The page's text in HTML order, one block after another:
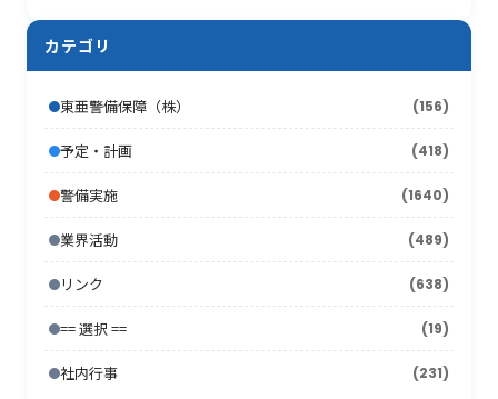
2014年1月
2013年2月
2013年1月 (7)
2012年4月 (12)
2012年2月 (11)
2012年1月 (10)
2011年5月 (11)
2011年4月 (12)
2011年3月 (13)
2011年1月 (12)
2010年6月
2010年4月 (15)
2010年3月 (18)
2010年2月 (7)
2010年1月 (13)
2009年7月
2009年5月 (16)
2009年3月 (22)
2009年2月 (15)
2009年1月 (16)
2008年8月
2008年7月 (15)
2008年6月 (10)
2008年5月 (21)
2008年4月 (11)
2008年3月 (26)
2008年2月 (15)
2008年1月 (10)
2007年9月
2007年8月 (22)
2007年7月 (21)
2007年6月 (17)
2007年5月 (24)
2007年4月 (21)
2007年3月 (31)
2007年2月 (33)
2006年11月 (20)
2006年9月 (44)
2006年8月 (26)
2006年7月 (22)
2006年6月 (26)
2006年5月 (23)
2006年4月
2005年12月 (19)
2005年11月 (24)
2005年10月 (13)
2005年8月 (14)
2005年7月 (8)
2005年6月 (9)
2005年5月 (11)
カテゴリ
東亜警備保障（株） (156)
予定・計画 (418)
警備実施 (1640)
業界活動 (489)
リンク (638)
== 選択 == (19)
社内行事 (231)